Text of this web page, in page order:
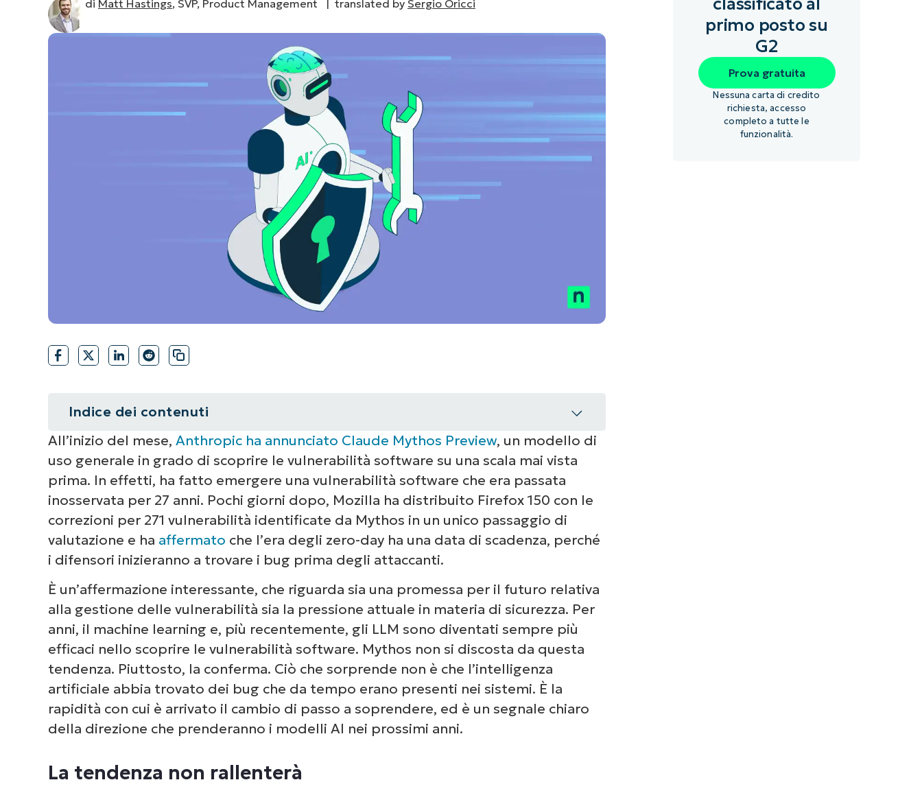
di Matt Hastings, SVP, Product Management | translated by Sergio Oricci
Indice dei contenuti
Riepilogo
La tendenza non rallenterà
La pressione si sposta sugli ITOps
Come significa questo nella pratica
Dalla consapevolezza all’esecuzione
All’inizio del mese, Anthropic ha annunciato Claude Mythos Preview, un modello di
uso generale in grado di scoprire le vulnerabilità software su una scala mai vista
prima. In effetti, ha fatto emergere una vulnerabilità software che era passata
inosservata per 27 anni. Pochi giorni dopo, Mozilla ha distribuito Firefox 150 con le
correzioni per 271 vulnerabilità identificate da Mythos in un unico passaggio di
valutazione e ha affermato che l’era degli zero-day ha una data di scadenza, perché
i difensori inizieranno a trovare i bug prima degli attaccanti.
È un’affermazione interessante, che riguarda sia una promessa per il futuro relativa
alla gestione delle vulnerabilità sia la pressione attuale in materia di sicurezza. Per
anni, il machine learning e, più recentemente, gli LLM sono diventati sempre più
efficaci nello scoprire le vulnerabilità software. Mythos non si discosta da questa
tendenza. Piuttosto, la conferma. Ciò che sorprende non è che l’intelligenza
artificiale abbia trovato dei bug che da tempo erano presenti nei sistemi. È la
rapidità con cui è arrivato il cambio di passo a soprendere, ed è un segnale chiaro
della direzione che prenderanno i modelli AI nei prossimi anni.
La tendenza non rallenterà
primo posto su
G2
Prova gratuita
Nessuna carta di credito
richiesta, accesso
completo a tutte le
funzionalità.